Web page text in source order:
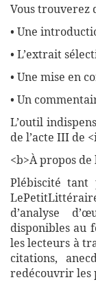
Vous trouverez
• Une
• L’extrait
• Une mise en
• Un
L’outil
de l’acte III de
<b>À propos
Plébiscité tant
d’analyse
disponibles au
les lecteurs à
citations,
redécouvrir les